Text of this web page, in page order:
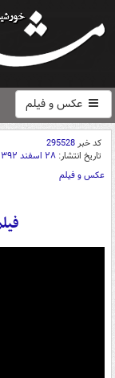
عکس و فیلم
کد خبر295528
تاریخ انتشار: ۲۸ اسفند ۱۳۹۲ - ۲۳:۲۳
عکس و فیلم